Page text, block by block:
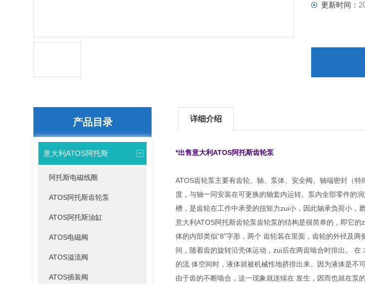
更新时间：
产品目录
意大利ATOS阿托斯
阿托斯电磁线圈
ATOS阿托斯齿轮泵
ATOS阿托斯油缸
ATOS电磁阀
ATOS溢流阀
ATOS插装阀
详细介绍
*出售意大利ATOS阿托斯齿轮泵
ATOS齿轮泵主要有齿轮、轴、泵体、安全阀、轴端密封（
度，与轴一同安装在可更换的轴套内运转。泵内全部零件的
槽，是齿轮在工作中承受的扭矩力zui小，因此轴承负荷小，
意大利ATOS阿托斯齿轮泵齿轮泵的结构是很简单的，即它
体的内部类似“8”字形，两个 齿轮装在里面，齿轮的外径及
间，随着齿的旋转沿壳体运动，zui后在两齿啮合时排出。
的流 体空间时，液体就被机械性地挤排出来。因为液体是不
由于齿的不断啮合，这一现象就连续在 发生，因而也就在泵